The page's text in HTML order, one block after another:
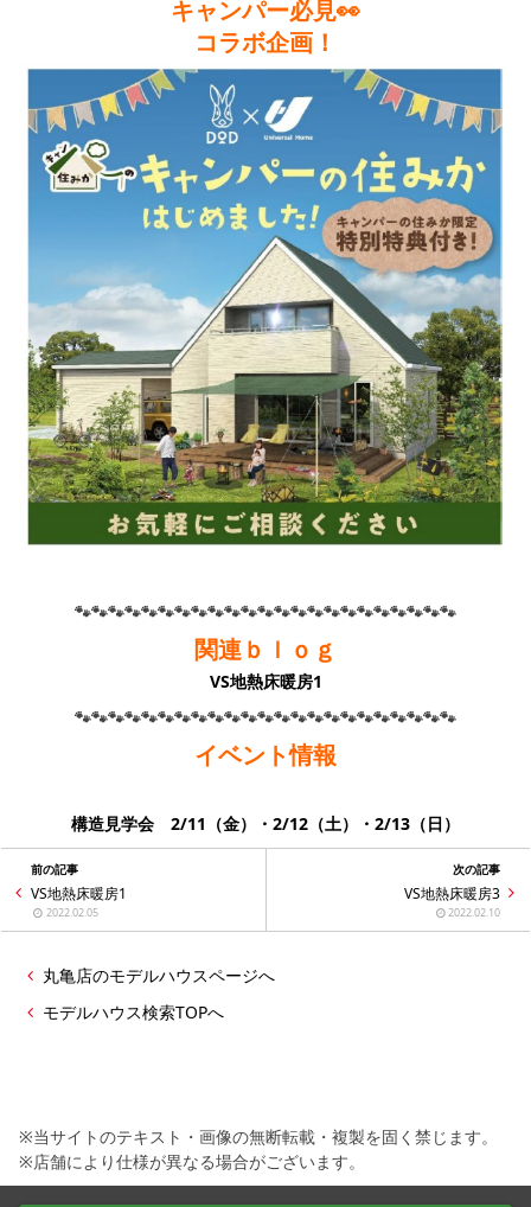
キャンパー必見👀
コラボ企画！
🐾🐾🐾🐾🐾🐾🐾🐾🐾🐾🐾🐾🐾🐾🐾🐾🐾🐾🐾🐾🐾🐾🐾
関連ｂｌｏｇ
VS地熱床暖房1
🐾🐾🐾🐾🐾🐾🐾🐾🐾🐾🐾🐾🐾🐾🐾🐾🐾🐾🐾🐾🐾🐾🐾
イベント情報
構造見学会 2/11（金）・2/12（土）・2/13（日）
前の記事
VS地熱床暖房1
2022.02.05
次の記事
VS地熱床暖房3
2022.02.10
丸亀店のモデルハウスページへ
モデルハウス検索TOPへ
※当サイトのテキスト・画像の無断転載・複製を固く禁じます。
※店舗により仕様が異なる場合がございます。